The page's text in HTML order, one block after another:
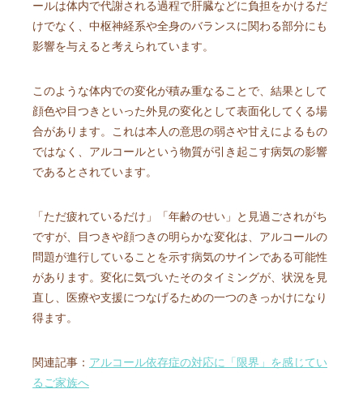
ールは体内で代謝される過程で肝臓などに負担をかけるだ
けでなく、中枢神経系や全身のバランスに関わる部分にも
影響を与えると考えられています。
このような体内での変化が積み重なることで、結果として
顔色や目つきといった外見の変化として表面化してくる場
合があります。これは本人の意思の弱さや甘えによるもの
ではなく、アルコールという物質が引き起こす病気の影響
であるとされています。
「ただ疲れているだけ」「年齢のせい」と見過ごされがち
ですが、目つきや顔つきの明らかな変化は、アルコールの
問題が進行していることを示す病気のサインである可能性
があります。変化に気づいたそのタイミングが、状況を見
直し、医療や支援につなげるための一つのきっかけになり
得ます。
関連記事： アルコール依存症の対応に「限界」を感じてい
るご家族へ